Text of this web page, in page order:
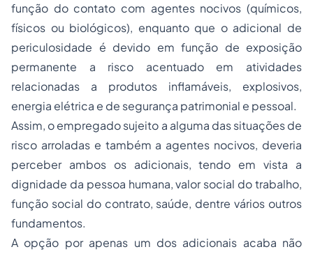
função do contato com agentes nocivos (químicos,
físicos ou biológicos), enquanto que o adicional de
periculosidade é devido em função de exposição
permanente a risco acentuado em atividades
relacionadas a produtos inflamáveis, explosivos,
energia elétrica e de segurança patrimonial e pessoal.
Assim, o empregado sujeito a alguma das situações de
risco arroladas e também a agentes nocivos, deveria
perceber ambos os adicionais, tendo em vista a
dignidade da pessoa humana, valor social do trabalho,
função social do contrato, saúde, dentre vários outros
fundamentos.
A opção por apenas um dos adicionais acaba não